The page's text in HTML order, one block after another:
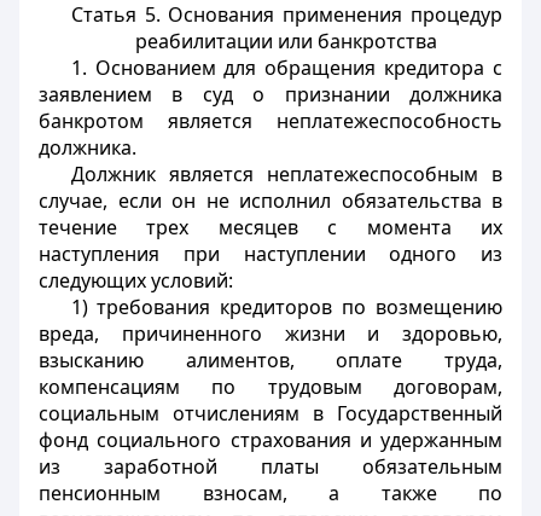
Статья 5. Основания применения процедур
реабилитации или банкротства
1. Основанием для обращения кредитора с
заявлением в суд о признании должника
банкротом является неплатежеспособность
должника.
Должник является неплатежеспособным в
случае, если он не исполнил обязательства в
течение трех месяцев с момента их
наступления при наступлении одного из
следующих условий:
1) требования кредиторов по возмещению
вреда, причиненного жизни и здоровью,
взысканию алиментов, оплате труда,
компенсациям по трудовым договорам,
социальным отчислениям в Государственный
фонд социального страхования и удержанным
из заработной платы обязательным
пенсионным взносам, а также по